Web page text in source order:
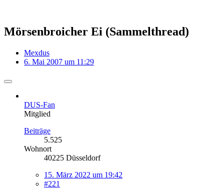
Mörsenbroicher Ei (Sammelthread)
Mexdus
6. Mai 2007 um 11:29
DUS-Fan
Mitglied
Beiträge
5.525
Wohnort
40225 Düsseldorf
15. März 2022 um 19:42
#221